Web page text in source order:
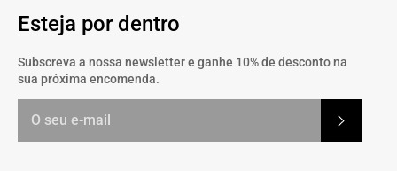
Esteja por dentro
Subscreva a nossa newsletter e ganhe 10% de desconto na
sua próxima encomenda.